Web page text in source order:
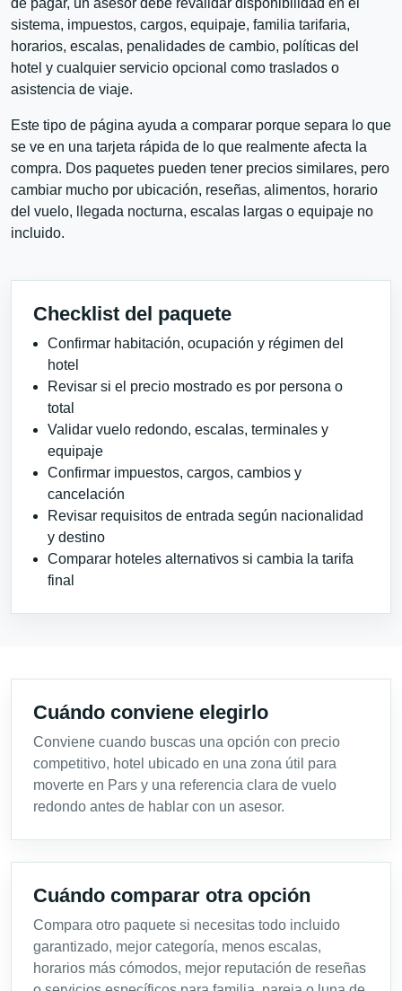
sistema, impuestos, cargos, equipaje, familia tarifaria,
horarios, escalas, penalidades de cambio, políticas del
hotel y cualquier servicio opcional como traslados o
asistencia de viaje.
Este tipo de página ayuda a comparar porque separa lo que
se ve en una tarjeta rápida de lo que realmente afecta la
compra. Dos paquetes pueden tener precios similares, pero
cambiar mucho por ubicación, reseñas, alimentos, horario
del vuelo, llegada nocturna, escalas largas o equipaje no
incluido.
Checklist del paquete
Confirmar habitación, ocupación y régimen del
hotel
Revisar si el precio mostrado es por persona o
total
Validar vuelo redondo, escalas, terminales y
equipaje
Confirmar impuestos, cargos, cambios y
cancelación
Revisar requisitos de entrada según nacionalidad
y destino
Comparar hoteles alternativos si cambia la tarifa
final
Cuándo conviene elegirlo
Conviene cuando buscas una opción con precio
competitivo, hotel ubicado en una zona útil para
moverte en Pars y una referencia clara de vuelo
redondo antes de hablar con un asesor.
Cuándo comparar otra opción
Compara otro paquete si necesitas todo incluido
garantizado, mejor categoría, menos escalas,
horarios más cómodos, mejor reputación de reseñas